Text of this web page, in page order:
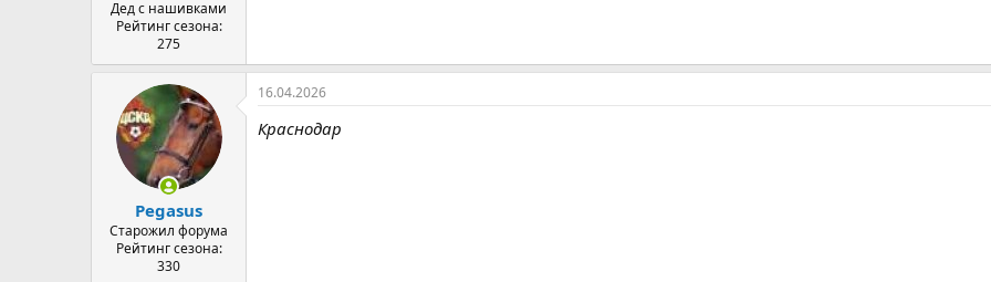
Дед с нашивками
Рейтинг сезона:
275
Pegasus
Старожил форума
Рейтинг сезона:
330
16.04.2026
Краснодар